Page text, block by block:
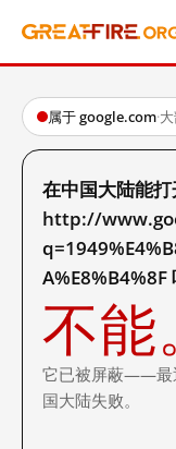
属于 google.com·
在中国大陆能
http://
A%E8%B4%8F
不能
它已被屏蔽——最
国大陆失败。